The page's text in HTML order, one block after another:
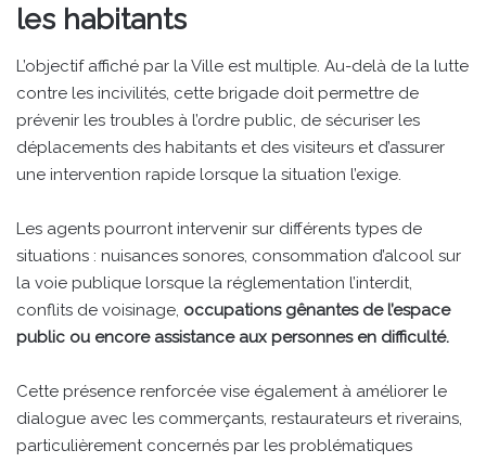
les habitants
L’objectif affiché par la Ville est multiple. Au-delà de la lutte
contre les incivilités, cette brigade doit permettre de
prévenir les troubles à l’ordre public, de sécuriser les
déplacements des habitants et des visiteurs et d’assurer
une intervention rapide lorsque la situation l’exige.
Les agents pourront intervenir sur différents types de
situations : nuisances sonores, consommation d’alcool sur
la voie publique lorsque la réglementation l’interdit,
conflits de voisinage, occupations gênantes de l’espace
public ou encore assistance aux personnes en difficulté.
Cette présence renforcée vise également à améliorer le
dialogue avec les commerçants, restaurateurs et riverains,
particulièrement concernés par les problématiques